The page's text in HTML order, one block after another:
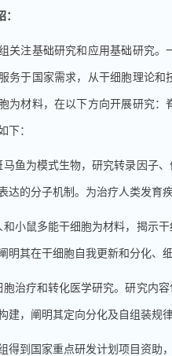
注基础研究和应用基础研究。
务于国家需求，从干细胞理论
为材料，在以下方向开展研究
下：
为模式生物，研究转录因子、
达的分子机制。为治疗人类发育
鼠多能干细胞为材料，揭示干
明其在干细胞自我更新和分化、
疗和转化医学研究。研究内容
建，阐明其定向分化及自组装规
到国家重点研发计划项目资助，